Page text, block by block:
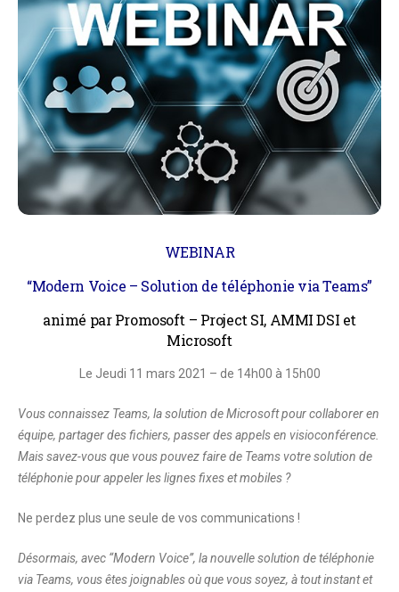
WEBINAR
“Modern Voice – Solution de téléphonie via Teams”
animé par Promosoft – Project SI, AMMI DSI et
Microsoft
Le Jeudi 11 mars 2021 – de 14h00 à 15h00
Vous connaissez Teams, la solution de Microsoft pour collaborer en
équipe, partager des fichiers, passer des appels en visioconférence.
Maissavez-vous que vous pouvez faire de Teams votre solution de
téléphoniepour appeler les lignes fixes et mobiles ?
Ne perdez plus une seule de vos communications !
Désormais, avec “Modern Voice”, la nouvelle solution de téléphonie
via Teams, vous êtes joignables où que vous soyez, à tout instant et